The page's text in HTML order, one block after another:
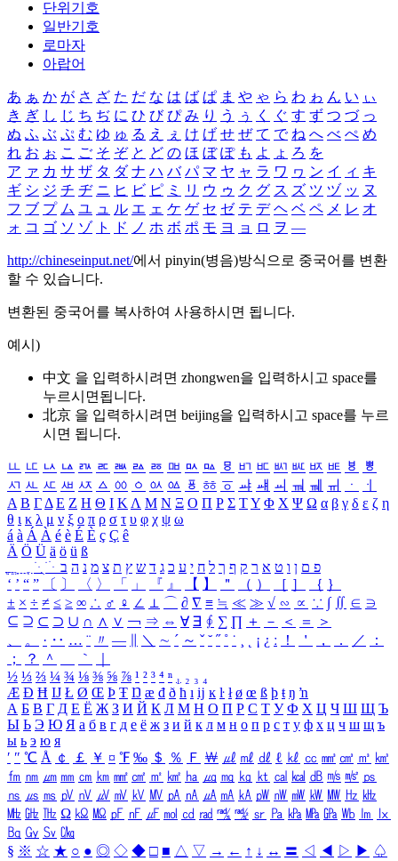
단위기호
일반기호
로마자
아랍어
あ ぁ か が さ ざ た だ な は ば ぱ ま や ゃ ら わ ゎ ん い ぃ
き ぎ し じ ち ぢ に ひ び ぴ み り う ぅ く ぐ す ず つ づ っ
ぬ ふ ぶ ぷ む ゆ ゅ る え ぇ け げ せ ぜ て で ね へ べ ぺ め
れ お ぉ こ ご そ ぞ と ど の ほ ぼ ぽ も よ ょ ろ を
ア ァ カ サ ザ タ ダ ナ ハ バ パ マ ヤ ャ ラ ワ ヮ ン イ ィ キ
ギ シ ジ チ ヂ ニ ヒ ビ ピ ミ リ ウ ゥ ク グ ス ズ ツ ヅ ッ ヌ
フ ブ プ ム ユ ュ ル エ ェ ケ ゲ セ ゼ テ デ ヘ ベ ペ メ レ オ
ォ コ ゴ ソ ゾ ト ド ノ ホ ボ ポ モ ヨ ョ ロ ヲ ―
http://chineseinput.net/에서 pinyin(병음)방식으로 중국어를 변환
할 수 있습니다.
변환된 중국어를 복사하여 사용하시면 됩니다.
예시)
中文 을 입력하시려면 zhongwen을 입력하시고 space를
누르시면됩니다.
北京 을 입력하시려면 beijing을 입력하시고 space를 누르
시면 됩니다.
ㅥ ㅦ ㅧ ㅨ ㅩ ㅪ ㅫ ㅬ ㅭ ㅮ ㅯ ㅰ ㅱ ㅲ ㅳ ㅴ ㅵ ㅶ ㅷ ㅸ
ㅹ
ㅺ ㅻ ㅼ ㅽ ㅾ ㅿ ㆀ ㆁ ㆂ ㆃ ㆄ ㆅ ㆆ ㆇ ㆈ ㆉ ㆊ ㆋ ㆌ ㆍ
ㆎ
Α Β ΓΔ Ε Ζ Η Θ Ι ΚΛ Μ Ν Ξ Ο Π Ρ Σ ΤΥ Φ Χ Ψ Ω α β γ δ ε ζ η
θ ι κ λ μ ν ξ ο π ρ σ τ υ φ χ ψ ω
á à Á À é è É È ç Ç ê
Ä Ö Ü ä ö ü ß
ִֶֹ ֻּ ׁׂ פ ם ן ו ט א ר ק ף ך ל ח י ע כ ג ד ש ץ ת צ מ נ ה ב
‘ ’ “ ” 〔 〕 〈 〉 「 」 『 』 【 】 ＂ （ ） ［ ］ ｛ ｝
± × ÷ ≠ ≤ ≥ ∞ ∴ ♂ ♀ ∠ ⊥ ⌒ ∂ ∇ ≡ ≒ ≪ ≫ √ ∽ ∝ ∵ ∫ ∬ ∈ ∋
⊆ ⊇ ⊂ ⊃ ∪ ∩ ∧ ∨ ￢ ⇒ ⇔ ∀ ∃ ∮ ∑ ∏ ＋ － ＜ ＝
＞
、
。 · ‥ … ¨ 〃 ― ＼ ∼ ´ ～ ˇ ˘ ˝ ˚ ˙ ¸ ¡ ¿ ː ！ ＇ ， ． ／
：
；
？ ＾ ｀
½ ⅓ ⅔ ¼ ¾ ⅛ ⅜ ⅝ ⅞ ¹ ² ³ ⁴ ⁿ ₁ ₂ ₃ ₄
Æ Ð Ħ Ĳ Ł Ø Œ Þ Ŧ Ŋ æ đ ð ħ ı ĳ ĸ ŀ ł ø œ ß þ ŧ ŋ ŉ
А Б В Г Д Е Ё Ж З И Й К Л М Н О П Р С Т У Ф Х Ц Ч Ш Щ Ъ
Ы Ь Э Ю Я а б в г д е ё ж з и й к л м н о п р с т у ф х ц ч ш щ ъ
ы ь э ю я
′ ″ ℃ Å ￠ ￡ ￥ ¤ ℉ ‰ ＄ ％ Ｆ ￦ ㎕ ㎖ ㎗ ℓ ㎘ ㏄ ㎣ ㎤ ㎥ ㎦
㎙ ㎚ ㎛ ㎜ ㎝ ㎞ ㎟ ㎠ ㎡ ㎢ ㏊ ㎍ ㎎ ㎏ ㏏ ㎈ ㎉ ㏈ ㎧ ㎨ ㎰
㎱ ㎲ ㎳ ㎴ ㎵ ㎶ ㎷ ㎸ ㎹ ㎀ ㎁ ㎂ ㎃ ㎄ ㎺ ㎻ ㎽ ㎾ ㎿ ㎐ ㎑
㎒ ㎓ ㎔ Ω ㏀ ㏁ ㎊ ㎋ ㎌ ㏖ ㏅ ㎭ ㎮ ㎯ ㏛ ㎩ ㎪ ㎫ ㎬ ㏝ ㏐
㏓
㏃ ㏉ ㏜ ㏆
§ ※ ☆ ★ ○ ● ◎ ◇ ◆ □ ■ △ ▽ → ← ↑ ↓ ↔ 〓 ◁ ◀ ▷ ▶ ♤